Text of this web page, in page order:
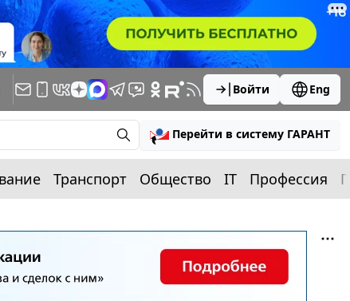
Войти Eng
Перейти в систему ГАРАНТ
Транспорт Общество IT Профессия